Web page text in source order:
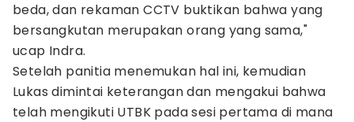
beda, dan rekaman CCTV buktikan bahwa yang
bersangkutan merupakan orang yang sama,"
ucap Indra.
Setelah panitia menemukan hal ini, kemudian
Lukas dimintai keterangan dan mengakui bahwa
telah mengikuti UTBK pada sesi pertama di mana